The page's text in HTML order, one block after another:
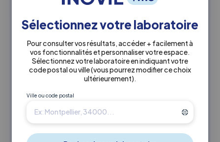
Sélectionnez votre laboratoire
Pour consulter vos résultats, accéder + facilement à
vos fonctionnalités et personnaliser votre espace.
Sélectionnez votre laboratoire en indiquant votre
code postal ou ville(vous pourrez modifier ce choix
ultérieurement)
Ville ou code postal
01 juin 2024